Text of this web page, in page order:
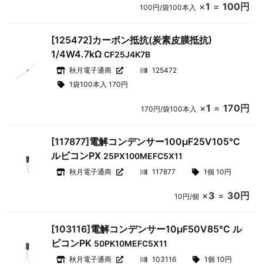
100円/袋100本入 ×1 = 100円
[125472]カーボン抵抗(炭素皮膜抵抗)
1/4W4.7kΩCF25J4K7B
秋月電子通商
125472
1袋100本入 170円
170円/袋100本入 ×1 = 170円
[117877]電解コンデンサー100μF25V105℃
ルビコンPX25PX100MEFC5X11
秋月電子通商 117877 1個 10円
10円/個 ×3 = 30円
[103116]電解コンデンサー10μF50V85℃ ル
ビコンPK 50PK10MEFC5X11
秋月電子通商 103116 1個 10円